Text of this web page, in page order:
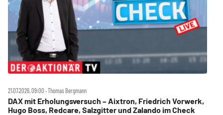
21.07.2026, 09:00 ‧ Thomas Bergmann
DAX mit Erholungsversuch – Aixtron, Friedrich Vorwerk,
Hugo Boss, Redcare, Salzgitter und Zalando im Check